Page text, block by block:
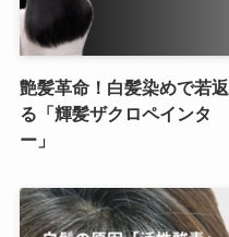
艶髪革命！白髪染めで若返
る「輝髪ザクロペインタ
ー」